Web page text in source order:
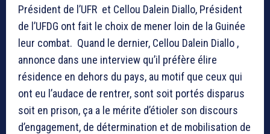
Président de l’UFR et Cellou Dalein Diallo, Président
de l’UFDG ont fait le choix de mener loin de la Guinée
leur combat. Quand le dernier, Cellou Dalein Diallo ,
annonce dans une interview qu’il préfère élire
résidence en dehors du pays, au motif que ceux qui
ont eu l’audace de rentrer, sont soit portés disparus
soit en prison, ça a le mérite d’étioler son discours
d’engagement, de détermination et de mobilisation de